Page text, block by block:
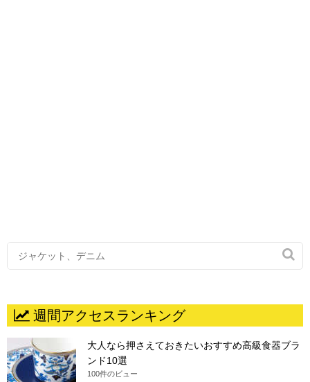

週間アクセスランキング
大人なら押さえておきたいおすすめ高級食器ブラ
ンド10選
100件のビュー